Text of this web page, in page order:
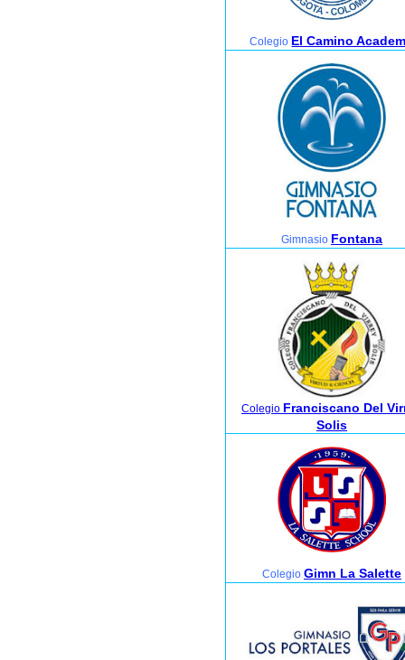
Colegio El Camino
Gimnasio Fontana
Colegio Franciscano Del
Solis
Colegio Gimn La Salette